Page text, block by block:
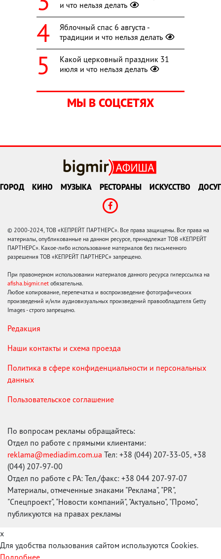
и что нельзя делать
Яблочный спас 6 августа -
традиции и что нельзя делать
Какой церковный праздник 31
июля и что нельзя делать
МЫ В СОЦСЕТЯХ
ГОРОД КИНО МУЗЫКА РЕСТОРАНЫ ИСКУССТВО ДОСУГ
© 2000-2024, ТОВ «КЕПРЕЙТ ПАРТНЕРС». Все права защищены. Все права на
материалы, опубликованные на данном ресурсе, принадлежат ТОВ «КЕПРЕЙТ
ПАРТНЕРС». Какое-либо использование материалов без письменного
разрешения ТОВ «КЕПРЕЙТ ПАРТНЕРС» запрещено.
При правомерном использовании материалов данного ресурса гиперссылка на
afisha.bigmir.net обязательна.
Любое копирование, перепечатка и воспроизведение фотографических
произведений и/или аудиовизуальных произведений правообладателя Getty
Images - строго запрещено.
Редакция
Наши контакты и схема проезда
Политика в сфере конфиденциальности и персональных
данных
Пользовательское соглашение
По вопросам рекламы обращайтесь:
Отдел по работе с прямыми клиентами:
reklama@mediadim.com.ua Тел: +38 (044) 207-33-05, +38
(044) 207-97-00
Отдел по работе с РА: Тел./факс: +38 044 207-97-07
Материалы, отмеченные знаками "Реклама", "PR",
"Спецпроект", "Новости компаний", "Актуально", "Промо",
публикуются на правах рекламы
x
Для удобства пользования сайтом используются Cookies.
Подробнее...